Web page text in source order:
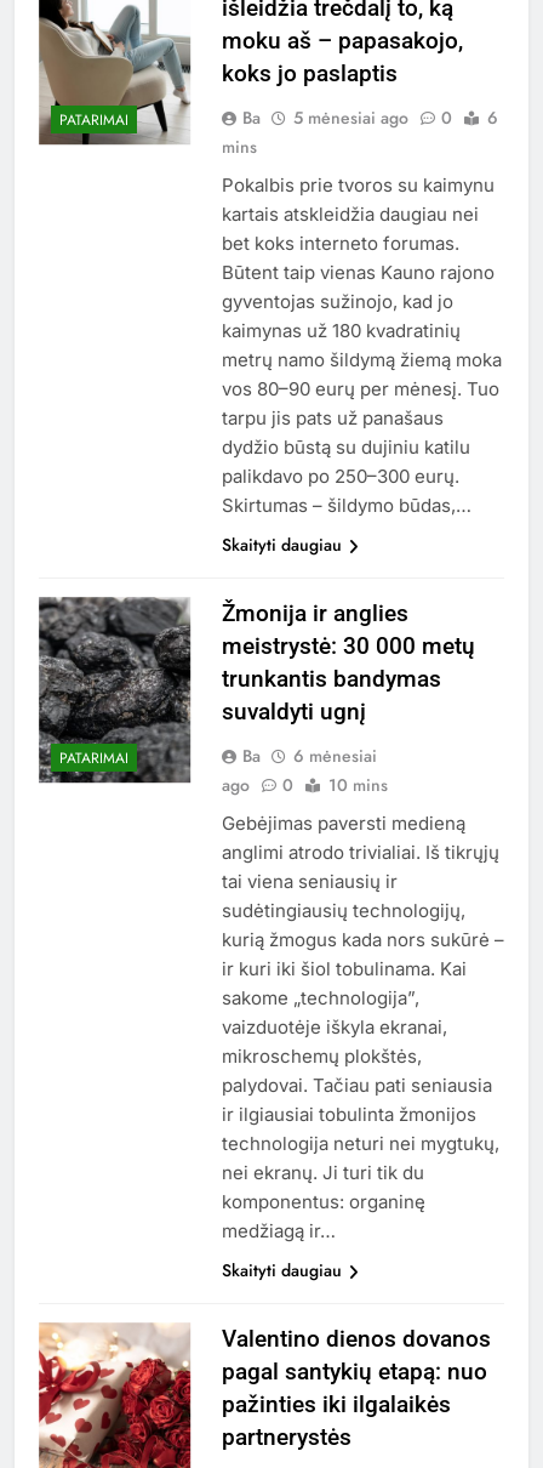
PATARIMAI
išleidžia trečdalį to, ką
moku aš – papasakojo,
koks jo paslaptis
Ba 5 mėnesiai ago 0
6
mins
Pokalbis prie tvoros su kaimynu
kartais atskleidžia daugiau nei
bet koks interneto forumas.
Būtent taip vienas Kauno rajono
gyventojas sužinojo, kad jo
kaimynas už 180 kvadratinių
metrų namo šildymą žiemą moka
vos 80–90 eurų per mėnesį. Tuo
tarpu jis pats už panašaus
dydžio būstą su dujiniu katilu
palikdavo po 250–300 eurų.
Skirtumas – šildymo būdas,…
Skaityti daugiau
PATARIMAI
Žmonija ir anglies
meistrystė: 30 000 metų
trunkantis bandymas
suvaldyti ugnį
Ba
6 mėnesiai
ago
0 10 mins
Gebėjimas paversti medieną
anglimi atrodo trivialiai. Iš tikrųjų
tai viena seniausių ir
sudėtingiausių technologijų,
kurią žmogus kada nors sukūrė –
ir kuri iki šiol tobulinama. Kai
sakome „technologija”,
vaizduotėje iškyla ekranai,
mikroschemų plokštės,
palydovai. Tačiau pati seniausia
ir ilgiausiai tobulinta žmonijos
technologija neturi nei mygtukų,
nei ekranų. Ji turi tik du
komponentus: organinę
medžiagą ir…
Skaityti daugiau
Valentino dienos dovanos
pagal santykių etapą: nuo
pažinties iki ilgalaikės
partnerystės